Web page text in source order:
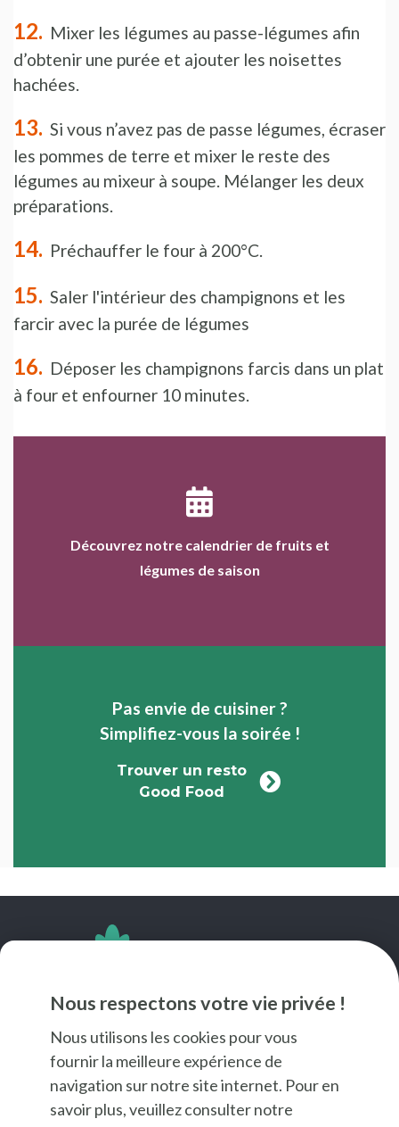
Nous respectons votre vie privée !
Nous utilisons les cookies pour vous
fournir la meilleure expérience de
navigation sur notre site internet. Pour en
savoir plus, veuillez consulter notre
Mixer les légumes au passe-légumes afin
d’obtenir une purée et ajouter les noisettes
hachées.
Si vous n’avez pas de passe légumes, écraser
les pommes de terre et mixer le reste des
légumes au mixeur à soupe. Mélanger les deux
préparations.
Préchauffer le four à 200°C.
Saler l'intérieur des champignons et les
farcir avec la purée de légumes
Déposer les champignons farcis dans un plat
à four et enfourner 10 minutes.
Découvrez notre calendrier de fruits et
légumes de saison
Pas envie de cuisiner ?
Simplifiez-vous la soirée !
Trouver un resto
Good Food